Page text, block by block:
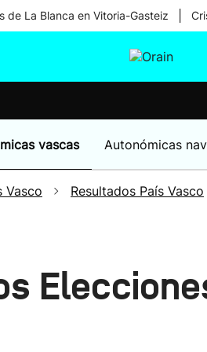
de La Blanca en Vitoria-Gasteiz
vascas Autonómicas
Vasco Resultados País Vasco